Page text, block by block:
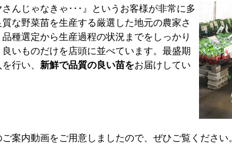
さんじゃなきゃ･･･』というお客様が非常に多
な野菜苗を生産する厳選した地元の農家さ
種選定から生産過程の状況までをしっかり
いものだけを店頭に並べています。最盛期
行い、 新鮮で品質の良い苗をお届けしてい
案内動画をご用意しましたので、ぜひご覧ください。